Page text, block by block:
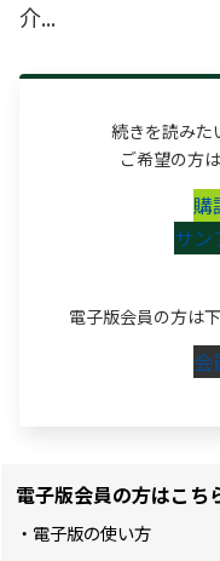
介...
続きを読みた
ご希望の方
購
サン
電子版会員の方は
会
電子版会員の方はこち
・電子版の使い方